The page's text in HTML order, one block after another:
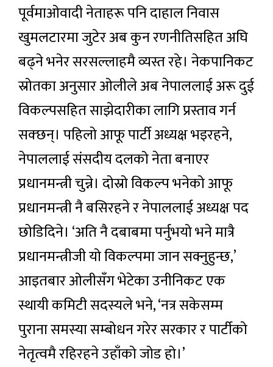
पूर्वमाओवादी नेताहरू पनि दाहाल निवास
खुमलटारमा जुटेर अब कुन रणनीतिसहित अघि
बढ्ने भनेर सरसल्लाहमै व्यस्त रहे। नेकपानिकट
स्रोतका अनुसार ओलीले अब नेपाललाई अरू दुई
विकल्पसहित साझेदारीका लागि प्रस्ताव गर्न
सक्छन्। पहिलो आफू पार्टी अध्यक्ष भइरहने,
नेपाललाई संसदीय दलको नेता बनाएर
प्रधानमन्त्री चुन्ने। दोस्रो विकल्प भनेको आफू
प्रधानमन्त्री नै बसिरहने र नेपाललाई अध्यक्ष पद
छोडिदिने। ‘अति नै दबाबमा पर्नुभयो भने मात्रै
प्रधानमन्त्रीजी यो विकल्पमा जान सक्नुहुन्छ,’
आइतबार ओलीसँग भेटेका उनीनिकट एक
स्थायी कमिटी सदस्यले भने, ‘नत्र सकेसम्म
पुराना समस्या सम्बोधन गरेर सरकार र पार्टीको
नेतृत्वमै रहिरहने उहाँको जोड हो।’